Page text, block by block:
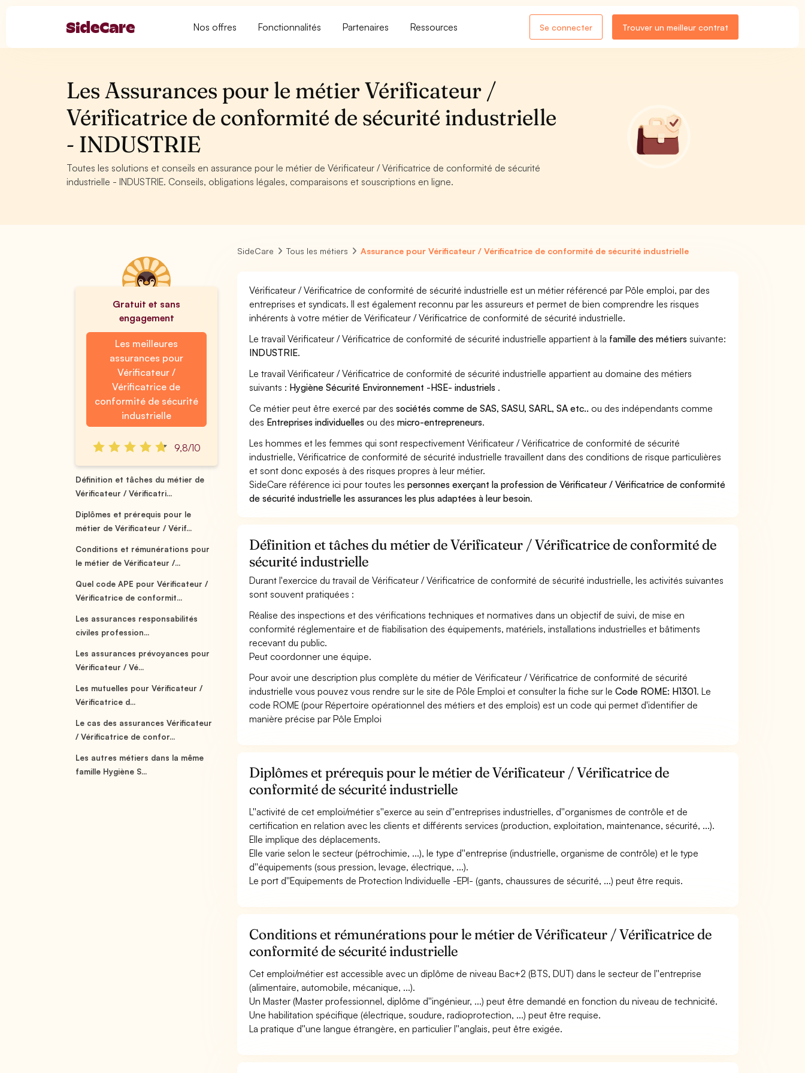
Nos offres Fonctionnalités Partenaires Ressources Se connecter Trouver un meilleur contrat
Les Assurances pour le métier Vérificateur /
Vérificatrice de conformité de sécurité industrielle
- INDUSTRIE
Toutes les solutions et conseils en assurance pour le métier de Vérificateur / Vérificatrice de conformité de sécurité
industrielle - INDUSTRIE. Conseils, obligations légales, comparaisons et souscriptions en ligne.
Gratuit et sans
engagement
Les meilleures
assurances pour
Vérificateur /
Vérificatrice de
conformité de sécurité
industrielle
9,8/10
Définition et tâches du métier de
Vérificateur / Vérificatri...
Diplômes et prérequis pour le
métier de Vérificateur / Vérif...
Conditions et rémunérations pour
le métier de Vérificateur /...
Quel code APE pour Vérificateur /
Vérificatrice de conformit...
Les assurances responsabilités
civiles profession...
Les assurances prévoyances pour
Vérificateur / Vé...
Les mutuelles pour Vérificateur /
Vérificatrice d...
Le cas des assurances Vérificateur
/ Vérificatrice de confor...
Les autres métiers dans la même
famille Hygiène S...
SideCare Tous les métiers Assurance pour Vérificateur / Vérificatrice de conformité de sécurité industrielle
Vérificateur / Vérificatrice de conformité de sécurité industrielle est un métier référencé par Pôle emploi, par des
entreprises et syndicats. Il est également reconnu par les assureurs et permet de bien comprendre les risques
inhérents à votre métier de Vérificateur / Vérificatrice de conformité de sécurité industrielle.
Le travail Vérificateur / Vérificatrice de conformité de sécurité industrielle appartient à la famille des métiers suivante:
INDUSTRIE.
Le travail Vérificateur / Vérificatrice de conformité de sécurité industrielle appartient au domaine des métiers
suivants : Hygiène Sécurité Environnement -HSE- industriels .
Ce métier peut être exercé par dessociétés comme de SAS, SASU, SARL, SA etc.. ou des indépendants comme
des Entreprises individuelles ou desmicro-entrepreneurs.
Les hommes et les femmes qui sont respectivement Vérificateur / Vérificatrice de conformité de sécurité
industrielle, Vérificatrice de conformité de sécurité industrielle travaillent dans des conditions de risque particulières
et sont donc exposés à des risques propres à leur métier.
SideCare référence ici pour toutes lespersonnes exerçant la profession de Vérificateur / Vérificatrice de conformité
de sécurité industrielle les assurances les plus adaptées à leur besoin.
Définition et tâches du métier de Vérificateur / Vérificatrice de conformité de
sécurité industrielle
Durant l'exercice du travail de Vérificateur / Vérificatrice de conformité de sécurité industrielle, les activités suivantes
sont souvent pratiquées :
Réalise des inspections et des vérifications techniques et normatives dans un objectif de suivi, de mise en
conformité réglementaire et de fiabilisation des équipements, matériels, installations industrielles et bâtiments
recevant du public.
Peut coordonner une équipe.
Pour avoir une description plus complète du métier de Vérificateur / Vérificatrice de conformité de sécurité
industrielle vous pouvez vous rendre sur le site de Pôle Emploi et consulter la fiche sur leCode ROME: H1301. Le
code ROME (pour Répertoire opérationnel des métiers et des emplois) est un code qui permet d'identifier de
manière précise par Pôle Emploi
Diplômes et prérequis pour le métier de Vérificateur / Vérificatrice de
conformité de sécurité industrielle
L''activité de cet emploi/métier s''exerce au sein d''entreprises industrielles, d''organismes de contrôle et de
certification en relation avec les clients et différents services (production, exploitation, maintenance, sécurité, ...).
Elle implique des déplacements.
Elle varie selon le secteur (pétrochimie, ...), le type d''entreprise (industrielle, organisme de contrôle) et le type
d''équipements (sous pression, levage, électrique, ...).
Le port d''Equipements de Protection Individuelle -EPI- (gants, chaussures de sécurité, ...) peut être requis.
Conditions et rémunérations pour le métier de Vérificateur / Vérificatrice de
conformité de sécurité industrielle
Cet emploi/métier est accessible avec un diplôme de niveau Bac+2 (BTS, DUT) dans le secteur de l''entreprise
(alimentaire, automobile, mécanique, ...).
Un Master (Master professionnel, diplôme d''ingénieur, ...) peut être demandé en fonction du niveau de technicité.
Une habilitation spécifique (électrique, soudure, radioprotection, ...) peut être requise.
La pratique d''une langue étrangère, en particulier l''anglais, peut être exigée.